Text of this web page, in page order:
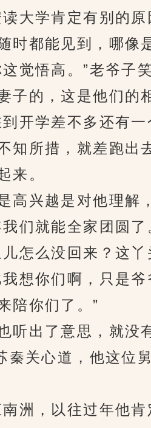
学肯定有别的原
时都能见到，哪像
悟高。”老爷子笑
的，这是他们的相
学差不多还有一
知所措，就差跑出
。
兴越是对他理解
就能全家团圆了
么没回来？这丫
你们啊，只是爷
陪你们了。”
出了意思，就没有
关心道，他这位
，以往过年他肯